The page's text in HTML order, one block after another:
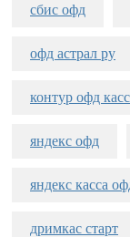
сбис офд
офд астрал ру
контур офд
яндекс офд
яндекс касса
дримкас старт